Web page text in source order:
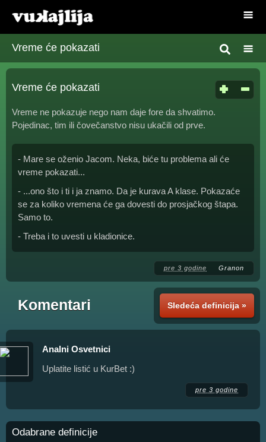
Vreme će pokazati
Vreme će pokazati
Vreme ne pokazuje nego nam daje fore da shvatimo.
Pojedinac, tim ili čovečanstvo nisu ukačili od prve.
- Mare se oženio Jacom. Neka, biće tu problema ali će
vreme pokazati...
- ...ono što i ti i ja znamo. Da je kurava A klase. Pokazaće
se za koliko vremena će ga dovesti do prosjačkog štapa.
Samo to.
- Treba i to uvesti u kladionice.
pre 3 godine Granon
Sledeća definicija »
Komentari
Analni Osvetnici
Uplatite listić u KurBet :)
pre 3 godine
Odabrane definicije